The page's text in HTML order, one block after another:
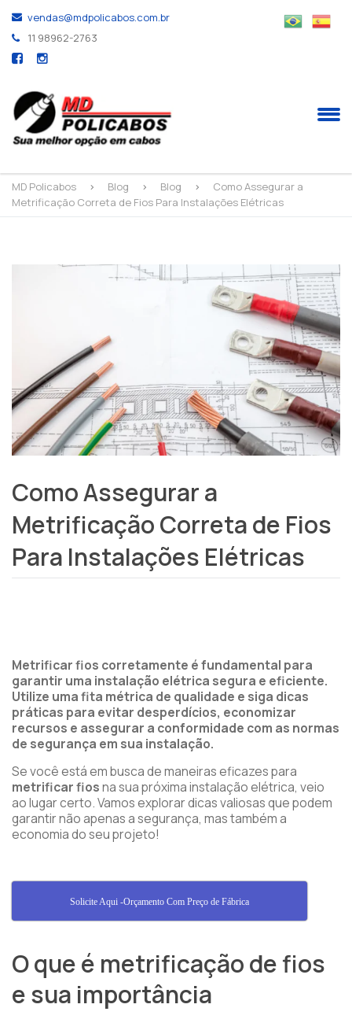
vendas@mdpolicabos.com.br
11 98962-2763
MD Policabos > Blog > Blog >
Como Assegurar a
Metrificação Correta de Fios Para Instalações Elétricas
Como Assegurar a
Metrificação Correta de Fios
Para Instalações Elétricas
Metrificar fios corretamente é fundamental para
garantir uma instalação elétrica segura e eficiente.
Utilize uma fita métrica de qualidade e siga dicas
práticas para evitar desperdícios, economizar
recursos e assegurar a conformidade com as normas
de segurança em sua instalação.
Se você está em busca de maneiras eficazes para
metrificar fiosna sua próxima instalação elétrica, veio
ao lugar certo. Vamos explorar dicas valiosas que podem
garantir não apenas a segurança, mas também a
economia do seu projeto!
Solicite Aqui -Orçamento Com Preço de Fábrica
O que é metrificação de fios
e sua importância